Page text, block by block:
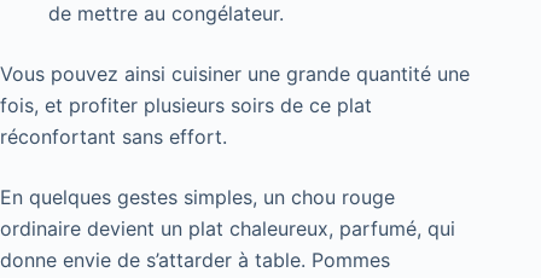
de mettre au congélateur.
Vous pouvez ainsi cuisiner une grande quantité une
fois, et profiter plusieurs soirs de ce plat
réconfortant sans effort.
En quelques gestes simples, un chou rouge
ordinaire devient un plat chaleureux, parfumé, qui
donne envie de s’attarder à table. Pommes